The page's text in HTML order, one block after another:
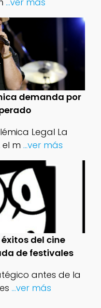
demanda por
Legal La
m ...ver más
del cine
de festivales
antes de la
...ver más